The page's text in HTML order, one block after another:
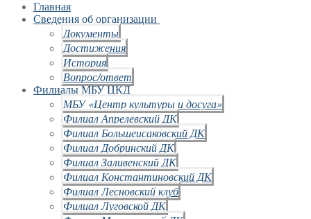
Главная
Сведения об организации
Документы
Достижения
История
Вопрос/ответ
Филиалы МБУ ЦКД
МБУ «Центр культуры и досуга»
Филиал Апрелевский ДК
Филиал Большеисаковский ДК
Филиал Добринский ДК
Филиал Заливенский ДК
Филиал Константиновский ДК
Филиал Лесновский клуб
Филиал Луговской ДК